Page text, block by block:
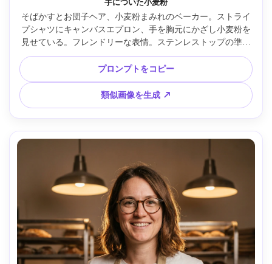
手についた小麦粉
そばかすとお団子ヘア、小麦粉まみれのベーカー。ストライ
プシャツにキャンバスエプロン、手を胸元にかざし小麦粉を
見せている。フレンドリーな表情。ステンレストップの準備
台が背景で、柔らかいトップ光、Canon 5D Mark IV 50mm
f/1.4、4:5縦クローズアップ、自然なリアリズム、シャープ
な目元、自然な影 --ar 4:5
プロンプトをコピー
類似画像を生成 ↗